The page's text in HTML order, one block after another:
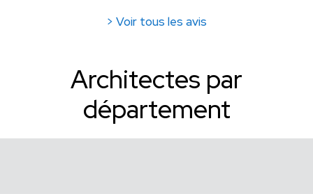
> Voir tous les avis
Architectes par
département